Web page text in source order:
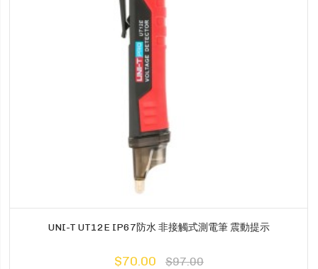
UNI-T UT12E IP67防水 非接觸式測電筆 震動提示
$70.00 $97.00